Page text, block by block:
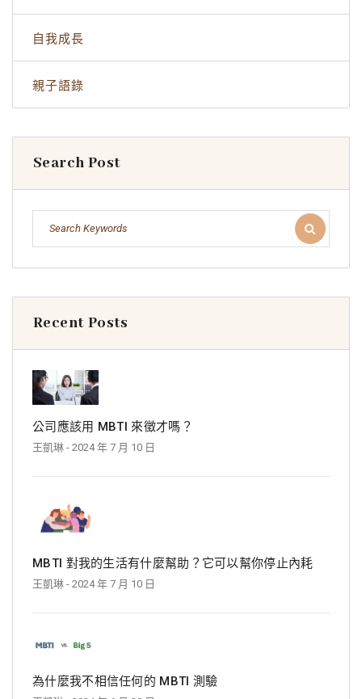
自我成長
親子語錄
Search Post
Recent Posts
公司應該用 MBTI 來徵才嗎？
王凱琳 - 2024 年 7 月 10 日
MBTI 對我的生活有什麼幫助？它可以幫你停止內耗
王凱琳 - 2024 年 7 月 10 日
為什麼我不相信任何的 MBTI 測驗